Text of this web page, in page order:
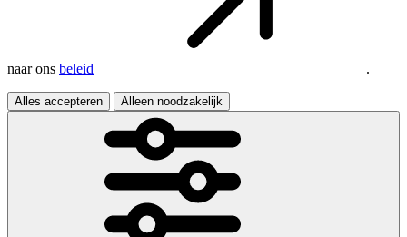
naar ons beleid .
Alles accepteren Alleen noodzakelijk